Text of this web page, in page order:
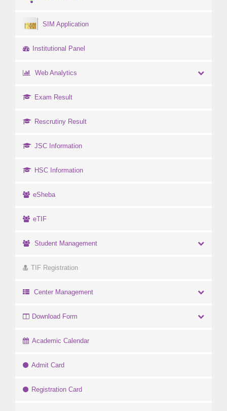
SIM Application
Institutional Panel
Web Analytics
Exam Result
Rescrutiny Result
JSC Information
HSC Information
eSheba
eTIF
Student Management
TIF Registration
Center Management
Download Form
Academic Calendar
Admit Card
Registration Card